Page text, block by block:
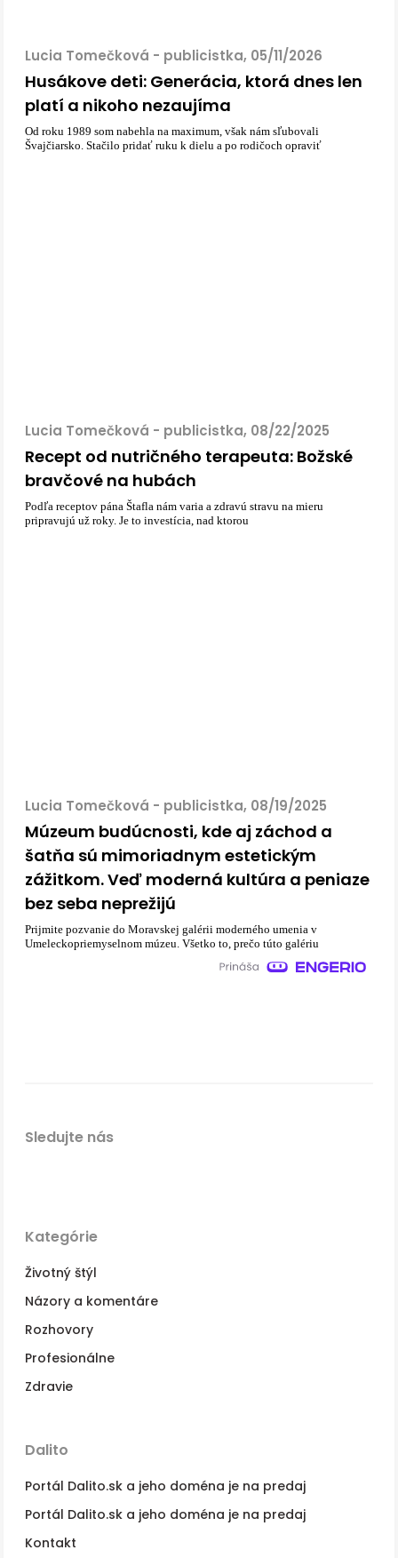
Lucia Tomečková - publicistka, 05/11/2026
Husákove deti: Generácia, ktorá dnes len
platí a nikoho nezaujíma
Od roku 1989 som nabehla na maximum, však nám sľubovali
Švajčiarsko. Stačilo pridať ruku k dielu a po rodičoch opraviť
Lucia Tomečková - publicistka, 08/22/2025
Recept od nutričného terapeuta: Božské
bravčové na hubách
Podľa receptov pána Štafla nám varia a zdravú stravu na mieru
pripravujú už roky. Je to investícia, nad ktorou
Lucia Tomečková - publicistka, 08/19/2025
Múzeum budúcnosti, kde aj záchod a
šatňa sú mimoriadnym estetickým
zážitkom. Veď moderná kultúra a peniaze
bez seba neprežijú
Prijmite pozvanie do Moravskej galérii moderného umenia v
Umeleckopriemyselnom múzeu. Všetko to, prečo túto galériu
Kategórie
Životný štýl
Názory a komentáre
Rozhovory
Profesionálne
Zdravie
Dalito
Portál Dalito.sk a jeho doména je na predaj
Portál Dalito.sk a jeho doména je na predaj
Kontakt
Sledujte nás